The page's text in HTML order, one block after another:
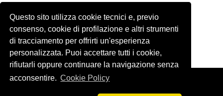
Questo sito utilizza cookie tecnici e, previo
consenso, cookie di profilazione e altri strumenti
di tracciamento per offrirti un'esperienza
personalizzata. Puoi accettare tutti i cookie,
rifiutarli oppure continuare la navigazione senza
acconsentire. Cookie Policy
Template byThemeXpose. Tutti le immagini presenti di questo sito
internet appartengono ai rispettivi proprietari. Email